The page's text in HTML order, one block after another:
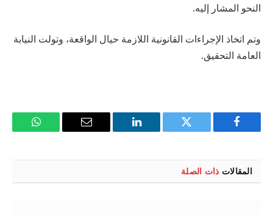
النحو المشار إليه.
وتم اتخاذ الإجراءات القانونية اللازمة حيال الواقعة، وتولت النيابة
العامة التحقيق.
فيسبوك تويتر لينكدإن
البريد
واتساب
المقالات ذات الصلة